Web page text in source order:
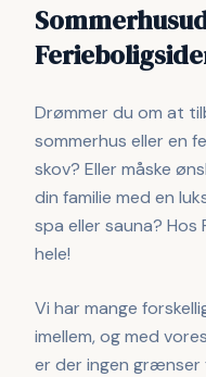
Drømmer du om at
sommerhus eller en
skov? Eller måske
din familie med en
spa eller sauna?
hele!
Vi har mange
imellem, og med
er der ingen